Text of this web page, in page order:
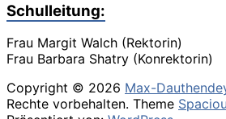
Schulleitung:
Frau Margit Walch (Rektorin)
Frau Barbara Shatry (Konrektorin)
Copyright © 2026 Max-
Rechte vorbehalten. Theme